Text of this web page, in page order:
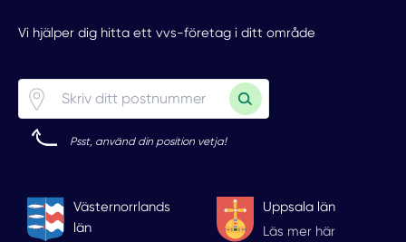
Vi hjälper dig hitta ett vvs-företag i ditt område
Psst, använd din position vetja!
Västernorrlands
län
Uppsala län
Läs mer här